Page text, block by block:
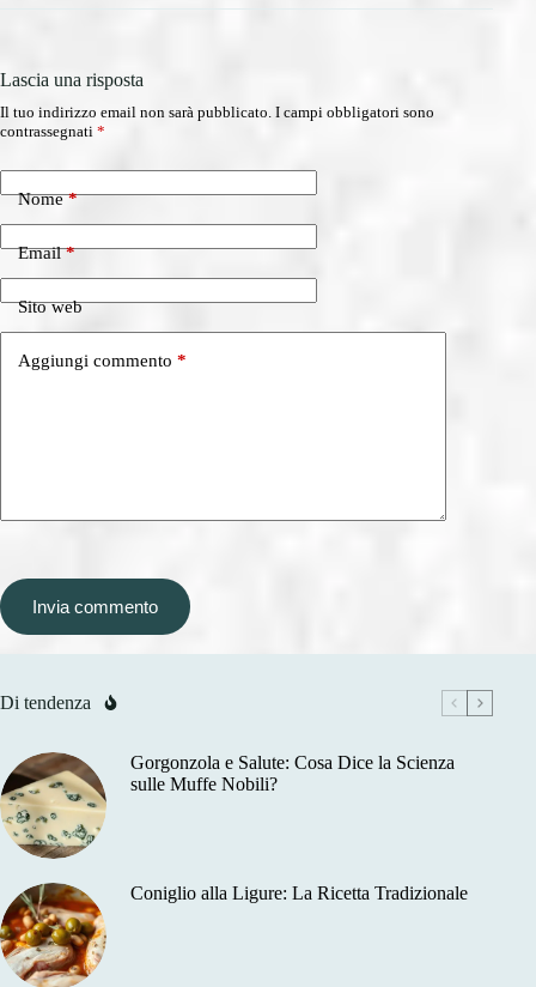
Lascia una risposta
Il tuo indirizzo email non sarà pubblicato. I campi obbligatori sono
contrassegnati *
Nome*
Email*
Sito web
Aggiungi commento *
Invia commento
Di tendenza
Gorgonzola e Salute: Cosa Dice la Scienza
sulle Muffe Nobili?
Coniglio alla Ligure: La Ricetta Tradizionale